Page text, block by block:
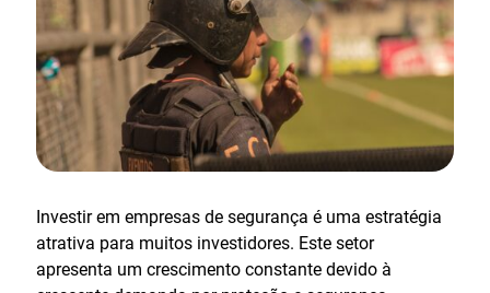
Investir em empresas de segurança é uma estratégia
atrativa para muitos investidores. Este setor
apresenta um crescimento constante devido à